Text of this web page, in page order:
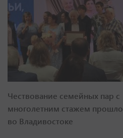
Чествование семейных пар с
многолетним стажем прошло
во Владивостоке